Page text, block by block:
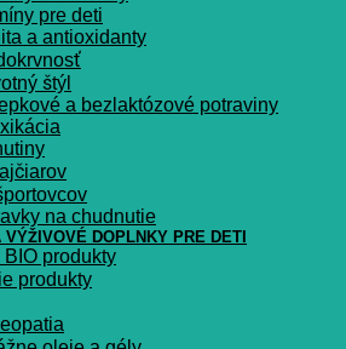
pre deti
a antioxidanty
štýl
a bezlaktózové potraviny
na chudnutie
VÝŽIVOVÉ DOPLNKY PRE DETI
BIO produkty
produkty